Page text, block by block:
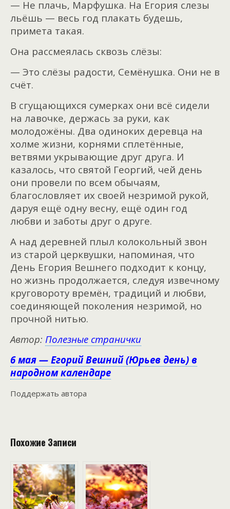
— Не плачь, Марфушка. На Егория слезы
льёшь — весь год плакать будешь,
примета такая.
Она рассмеялась сквозь слёзы:
— Это слёзы радости, Семёнушка. Они не в
счёт.
В сгущающихся сумерках они всё сидели
на лавочке, держась за руки, как
молодожёны. Два одиноких деревца на
холме жизни, корнями сплетённые,
ветвями укрывающие друг друга. И
казалось, что святой Георгий, чей день
они провели по всем обычаям,
благословляет их своей незримой рукой,
даруя ещё одну весну, ещё один год
любви и заботы друг о друге.
А над деревней плыл колокольный звон
из старой церквушки, напоминая, что
День Егория Вешнего подходит к концу,
но жизнь продолжается, следуя извечному
круговороту времён, традиций и любви,
соединяющей поколения незримой, но
прочной нитью.
Автор: Полезные странички
6 мая — Егорий Вешний (Юрьев день) в
народном календаре
Поддержать автора
Похожие Записи